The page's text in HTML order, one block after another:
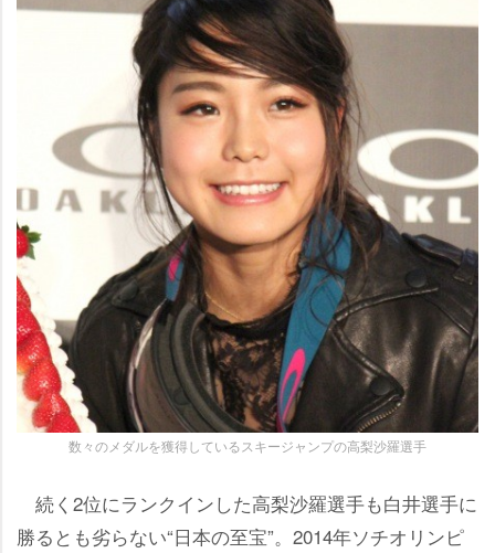
数々のメダルを獲得しているスキージャンプの高梨沙羅選手
続く2位にランクインした高梨沙羅選手も白井選手に
勝るとも劣らない“日本の至宝”。2014年ソチオリンピ